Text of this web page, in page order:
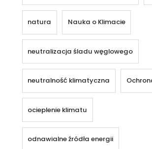
natura Nauka o Klimacie
neutralizacja śladu węglowego
neutralność klimatyczna
ocieplenie klimatu
odnawialne źródła energii